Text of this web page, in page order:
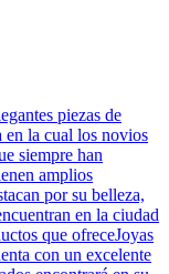
piezas de
en la cual los novios
siempre han
amplios
por su belleza,
en la ciudad
que ofreceJoyas
con un excelente